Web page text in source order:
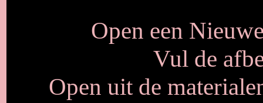
Open een
Vul de
Open uit de